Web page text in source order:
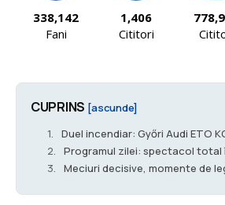
338,142
Fani
1,406
Cititori
CUPRINS [ascunde]
Duel incendiar: Győri Audi ETO
Programul zilei: spectacol total
Meciuri decisive, momente de